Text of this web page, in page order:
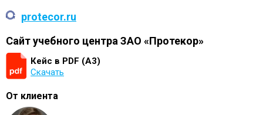
protecor.ru
Сайт учебного центра ЗАО «Протекор»
Кейс в PDF (А3)
Скачать
От клиента